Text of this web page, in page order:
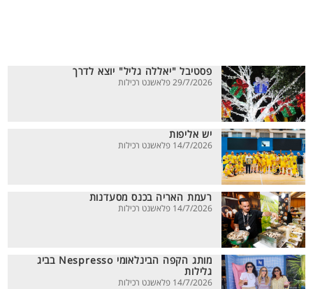
פסטיבל "יאללה גליל" יוצא לדרך
29/7/2026 פלאשנט רכילות
יש אליפות
14/7/2026 פלאשנט רכילות
רעמת האריה בכנס מסעדנות
14/7/2026 פלאשנט רכילות
מותג הקפה הבינלאומי Nespresso בביג
גלילות
14/7/2026 פלאשנט רכילות